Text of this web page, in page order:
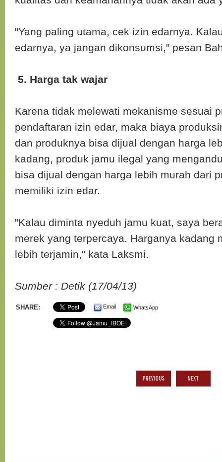
"Yang paling utama, cek izin edarnya.
edarnya, ya jangan dikonsumsi," pesan
5. Harga tak wajar
Karena tidak melewati mekanisme sesuai
pendaftaran izin edar, maka biaya
dan produknya bisa dijual dengan harga
kadang, produk jamu ilegal yang
bisa dijual dengan harga lebih murah dari
memiliki izin edar.
"Kalau diminta nyeduh jamu kuat, saya
merek yang terpercaya. Harganya kadang
lebih terjamin," kata Laksmi.
Sumber : Detik (17/04/13)
SHARE: Email WhatsApp
PREVIOUS NEXT